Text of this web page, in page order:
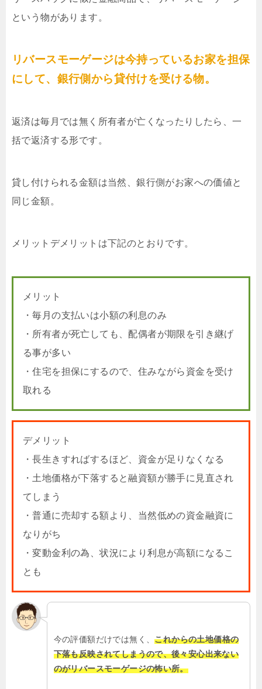
という物があります。
リバースモーゲージは今持っているお家を担保
にして、銀行側から貸付けを受ける物。
返済は毎月では無く所有者が亡くなったりしたら、一
括で返済する形です。
貸し付けられる金額は当然、銀行側がお家への価値と
同じ金額。
メリットデメリットは下記のとおりです。
メリット
・毎月の支払いは小額の利息のみ
・所有者が死亡しても、配偶者が期限を引き継げ
る事が多い
・住宅を担保にするので、住みながら資金を受け
取れる
デメリット
・長生きすればするほど、資金が足りなくなる
・土地価格が下落すると融資額が勝手に見直され
てしまう
・普通に売却する額より、当然低めの資金融資に
なりがち
・変動金利の為、状況により利息が高額になるこ
とも
今の評価額だけでは無く、これからの土地価格の
下落も反映されてしまうので、後々安心出来ない
のがリバースモーゲージの怖い所。